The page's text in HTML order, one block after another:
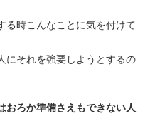
る時こんなことに気を付けて
にそれを強要しようとするの
おろか準備さえもできない人